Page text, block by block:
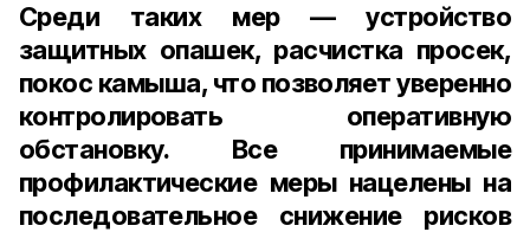
Среди таких мер — устройство
защитных опашек, расчистка просек,
покос камыша, что позволяет уверенно
контролировать оперативную
обстановку. Все принимаемые
профилактические меры нацелены на
последовательное снижение рисков